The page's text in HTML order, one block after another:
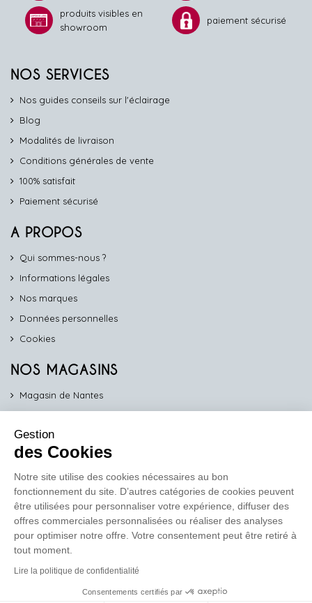
produits visibles en
showroom
paiement sécurisé
NOS SERVICES
Nos guides conseils sur l'éclairage
Blog
Modalités de livraison
Conditions générales de vente
100% satisfait
Paiement sécurisé
A PROPOS
Qui sommes-nous ?
Informations légales
Nos marques
Données personnelles
Cookies
NOS MAGASINS
Magasin de Nantes
Magasin de Vannes
Magasin d'Orléans
COMPTOIR PRO
work
Comptoir des Lustres vous propose ses services dédiés aux
Gestion
des Cookies
Notre site utilise des cookies nécessaires au bon
fonctionnement du site. D’autres catégories de cookies peuvent
être utilisées pour personnaliser votre expérience, diffuser des
offres commerciales personnalisées ou réaliser des analyses
pour optimiser notre offre. Votre consentement peut être retiré à
tout moment.
Lire la politique de confidentialité
Consentements certifiés par